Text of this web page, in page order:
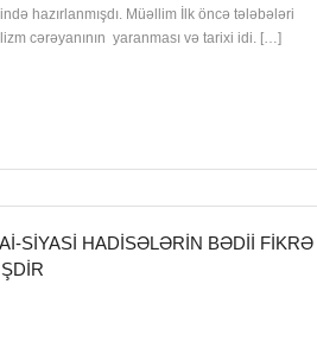
hazırlanmışdı. Müəllim İlk öncə tələbələri
cərəyanının yaranması və tarixi idi. […]
SIYASI HADISƏLƏRIN BƏDII FIKRƏ